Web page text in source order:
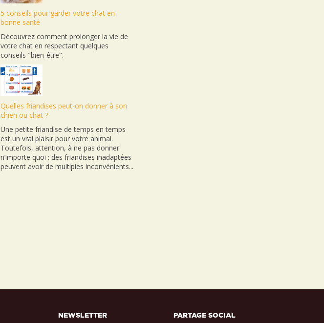
5 conseils pour garder votre chat en
bonne santé
Découvrez comment prolonger la vie de
votre chat en respectant quelques
conseils "bien-être".
Quelles friandises peut-on donner à son
chien ou chat ?
Une petite friandise de temps en temps
est un vrai plaisir pour votre animal.
Toutefois, attention, à ne pas donner
n’importe quoi : des friandises inadaptées
peuvent avoir de multiples inconvénients...
NEWSLETTER PARTAGE SOCIAL